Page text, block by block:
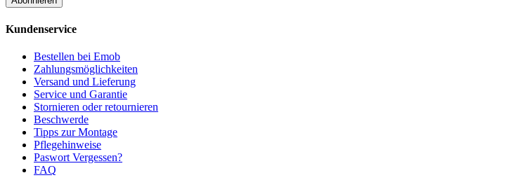
Kundenservice
Bestellen bei Emob
Zahlungsmöglichkeiten
Versand und Lieferung
Service und Garantie
Stornieren oder retournieren
Beschwerde
Tipps zur Montage
Pflegehinweise
Paswort Vergessen?
FAQ